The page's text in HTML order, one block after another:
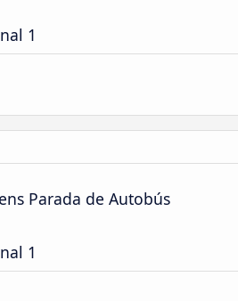
1
Parada de Autobús
1